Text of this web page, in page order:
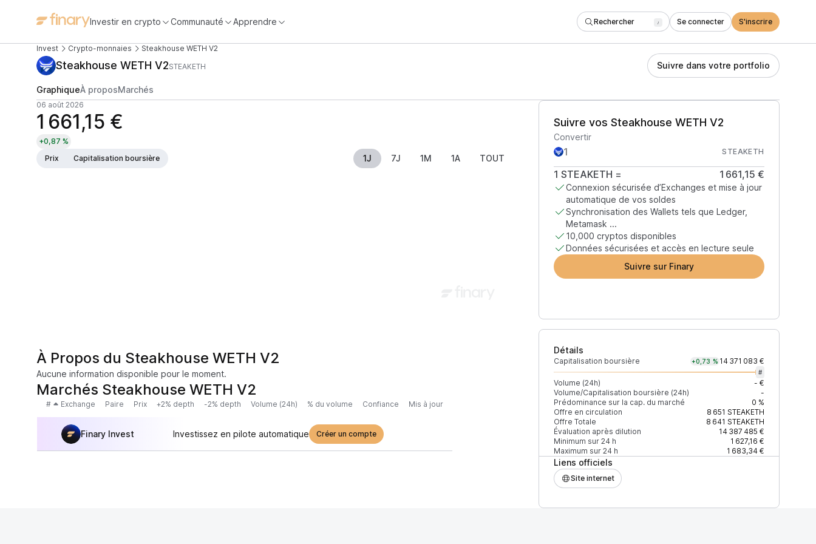
Investir en crypto Communauté Apprendre Rechercher / Se connecter S'inscrire
Invest Crypto-monnaies Steakhouse WETH V2
Steakhouse WETH V2STEAKETH Suivre dans votre portfolio
GraphiqueÀ proposMarchés
06 août 2026
1 661,15 €
+0,87 %
Prix
Capitalisation boursière 1J 7J 1M 1A TOUT
Suivre vos Steakhouse WETH V2
Convertir
STEAKETH
1 STEAKETH = 1 661,15 €
Connexion sécurisée d’Exchanges et mise à jour
automatique de vos soldes
Synchronisation des Wallets tels que Ledger,
Metamask ...
10,000 cryptos disponibles
Données sécurisées et accès en lecture seule
Suivre sur Finary
Détails
Capitalisation boursière +0,73 % 14 371 083 €
#
Volume (24h)
- €
Volume/Capitalisation boursière (24h)
-
Prédominance sur la cap. du marché
0 %
Offre en circulation
8 651 STEAKETH
Offre Totale
8 641 STEAKETH
Évaluation après dilution
14 387 485 €
Minimum sur 24 h
1 627,16 €
Maximum sur 24 h
1 683,34 €
Liens officiels
Site internet
À Propos du Steakhouse WETH V2
Aucune information disponible pour le moment.
Marchés Steakhouse WETH V2
# Exchange Paire Prix +2% depth -2% depth Volume (24h) % du volume Confiance Mis à jour
Finary Invest Investissez en pilote automatique Créer un compte